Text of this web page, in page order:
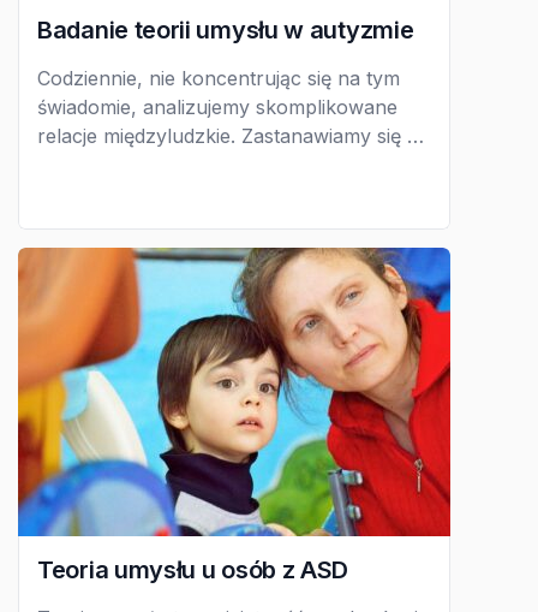
Badanie teorii umysłu w autyzmie
Codziennie, nie koncentrując się na tym
świadomie, analizujemy skomplikowane
relacje międzyludzkie. Zastanawiamy się co
umysłu. Psychologowie od lat 80.
przeprowadzili serię ciekawych badań w
celu odpowiedzi na pytanie: czy objawy
autyzmu można tłumaczyć wiedzą z
zakresu teorii umysłu?
Teoria umysłu u osób z ASD